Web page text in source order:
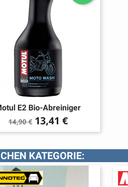
E2 Bio-Abreiniger
Verkaufspreis
14,90 € Preis
13,41 €
KATEGORIE: